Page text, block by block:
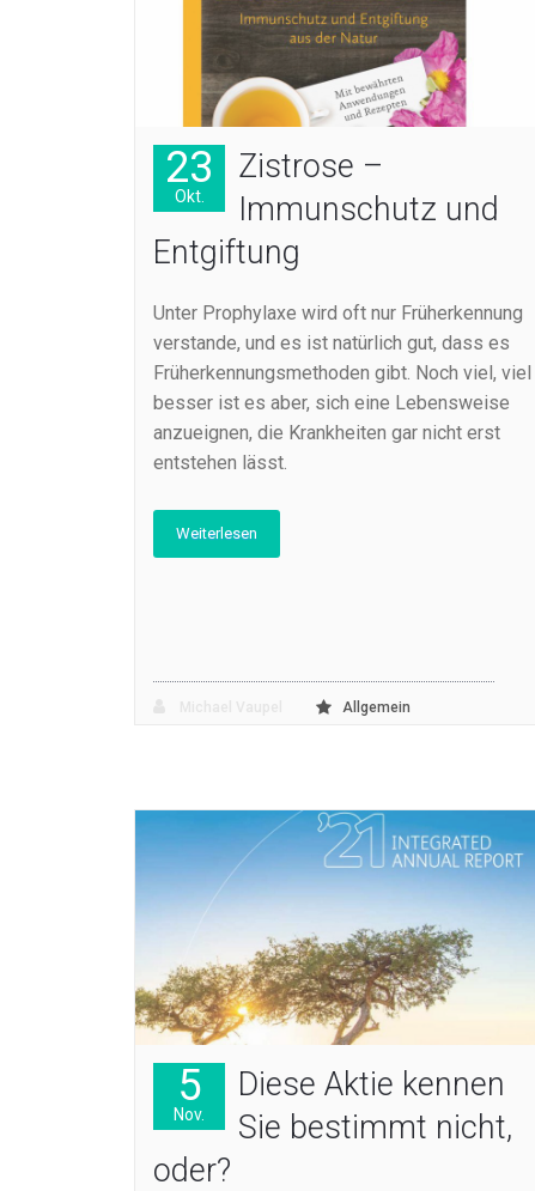
23
Okt.
Zistrose –
Immunschutz und
Entgiftung
Unter Prophylaxe wird oft nur Früherkennung
verstande, und es ist natürlich gut, dass es
Früherkennungsmethoden gibt. Noch viel, viel
besser ist es aber, sich eine Lebensweise
anzueignen, die Krankheiten gar nicht erst
entstehen lässt.
Weiterlesen
Allgemein
5
Nov.
Diese Aktie kennen
Sie bestimmt nicht,
oder?